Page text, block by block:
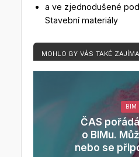
a ve zjednodušené
Stavební materiály
MOHLO BY VÁS TAKÉ
BIM
ČAS
o BIMu.
nebo se